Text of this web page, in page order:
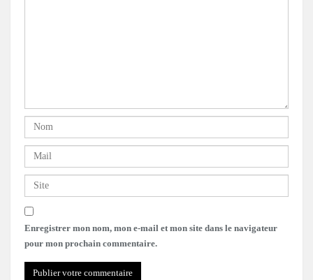
Enregistrer mon nom, mon e-mail et mon site dans le navigateur
pour mon prochain commentaire.